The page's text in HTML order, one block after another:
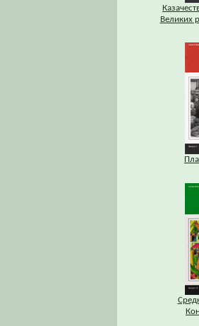
Великих